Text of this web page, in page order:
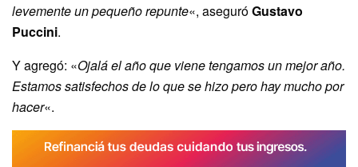
levemente un pequeño repunte«, aseguróGustavo
Puccini.
Y agregó: «Ojalá el año que viene tengamos un mejor año.
Estamos satisfechos de lo que se hizo pero hay mucho por
hacer«.